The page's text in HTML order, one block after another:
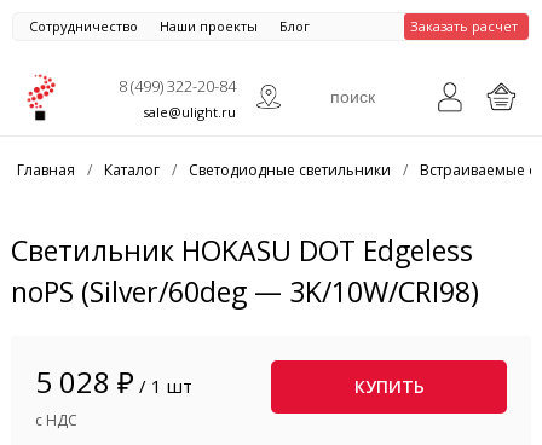
Сотрудничество Наши проекты Блог Заказать расчет
8 (499) 322-20-84
sale@ulight.ru
Главная / Каталог / Светодиодные светильники / Встраиваемые
Светильник HOKASU DOT Edgeless
noPS (Silver/60deg — 3K/10W/CRI98)
5 028 ₽ / 1 шт
с НДС
КУПИТЬ